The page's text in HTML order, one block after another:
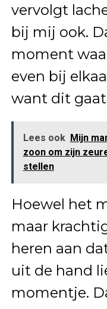
vervolgt
bij mij ook.
moment
even bij
want dit gaat
Lees ook Mijn
zoon om zijn
stellen
Hoewel het
maar
heren aan
uit de hand
momentje.